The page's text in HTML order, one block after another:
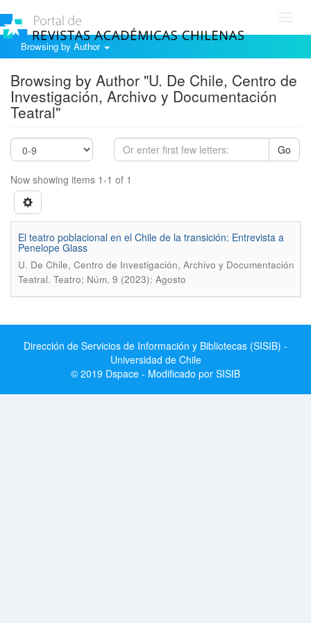
Browsing by Author
Browsing by Author "U. De Chile, Centro de
Investigación, Archivo y Documentación
Teatral"
Go
Now showing items 1-1 of 1
El teatro poblacional en el Chile de la transición: Entrevista a
Penelope Glass
U. De Chile, Centro de Investigación, Archivo y Documentación
Teatral. Teatro; Núm. 9 (2023): Agosto
Dirección de Servicios de Información y Bibliotecas (SISIB) -
Universidad de Chile
© 2019 Dspace - Modificado por SISIB